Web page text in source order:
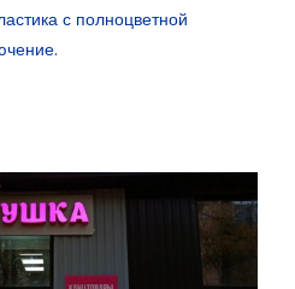
с полноцветной